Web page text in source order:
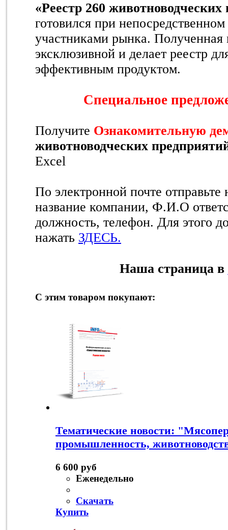
«Реестр 260
готовился при
участниками рынка. Полученная
эксклюзивной и делает реестр
эффективным продуктом.
Специальное
Получите Ознакомительную
животноводческих
Excel
По электронной почте отправьте
название компании, Ф.И.О
должность, телефон. Для этого
нажать ЗДЕСЬ.
Наша страница в
С этим товаром покупают:
Тематические новости:
промышленность,
6 600 руб
Еженедельно
Скачать
Купить